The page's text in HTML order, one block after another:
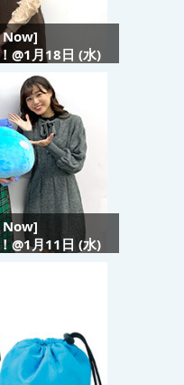
@1月18日 (水)
@1月11日 (水)